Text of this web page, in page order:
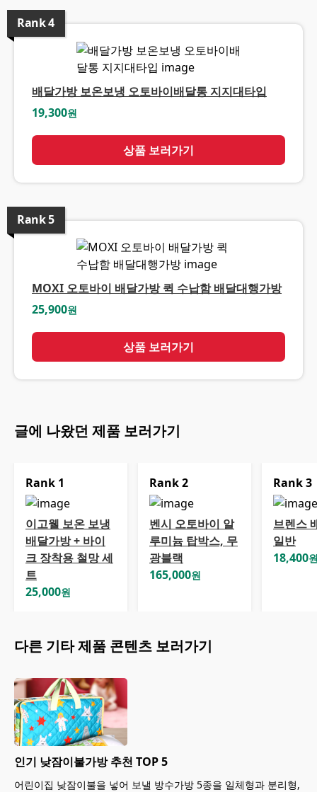
Rank4
배달가방 보온보냉 오토바이배달통 지지대타입
19,300원
상품 보러가기
Rank5
MOXI 오토바이 배달가방 퀵 수납함 배달대행가방
25,900원
상품 보러가기
글에 나왔던 제품 보러가기
Rank 1
이고웰 보온 보냉
배달가방 + 바이
크 장착용 철망 세
트
25,000원
Rank2
벤시 오토바이 알
루미늄 탑박스, 무
광블랙
165,000원
Rank3
브렌스
일반
18,400
다른 기타제품 콘텐츠 보러가기
인기 낮잠이불가방 추천 TOP 5
어린이집 낮잠이불을 넣어 보낼 방수가방 5종을 일체형과 분리형,